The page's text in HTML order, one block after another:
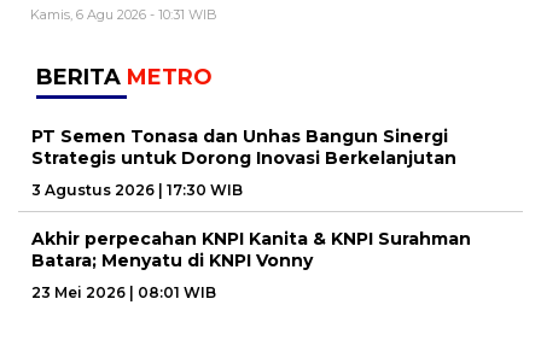
Kamis, 6 Agu 2026 - 10:31 WIB
BERITA METRO
PT Semen Tonasa dan Unhas Bangun Sinergi
Strategis untuk Dorong Inovasi Berkelanjutan
3 Agustus 2026 | 17:30 WIB
Akhir perpecahan KNPI Kanita & KNPI Surahman
Batara; Menyatu di KNPI Vonny
23 Mei 2026 | 08:01 WIB